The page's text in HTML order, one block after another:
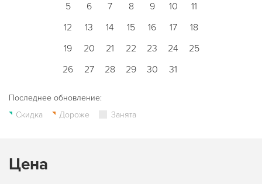
5
6 7 8 9 10
11
12
13 14 15 16 17
18
19
20 21 22 23 24
25
26
27 28 29 30 31
Последнее обновление:
Скидка
Дороже Занята
Цена